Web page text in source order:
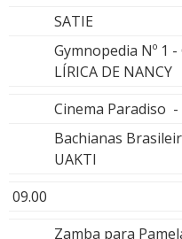
SATIE
Gymnopedia Nº 1 -
LÍRICA DE NANCY
Cinema Paradiso -
Bachianas
UAKTI
09.00
Zamba para